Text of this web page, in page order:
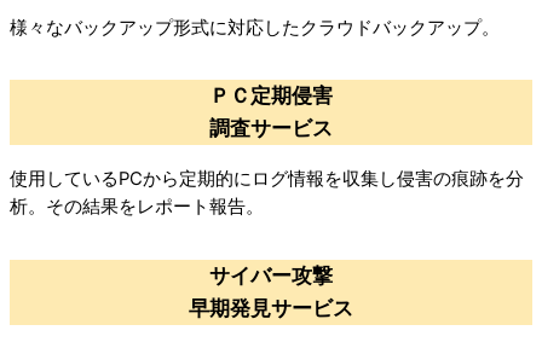
様々なバックアップ形式に対応したクラウドバックアップ。
ＰＣ定期侵害
調査サービス
使用しているPCから定期的にログ情報を収集し侵害の痕跡を分
析。その結果をレポート報告。
サイバー攻撃
早期発見サービス